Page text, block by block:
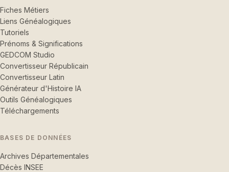
Fiches Métiers
Liens Généalogiques
Tutoriels
Prénoms & Significations
GEDCOM Studio
Convertisseur Républicain
Convertisseur Latin
Générateur d'Histoire IA
Outils Généalogiques
Téléchargements
BASES DE DONNÉES
Archives Départementales
Décès INSEE